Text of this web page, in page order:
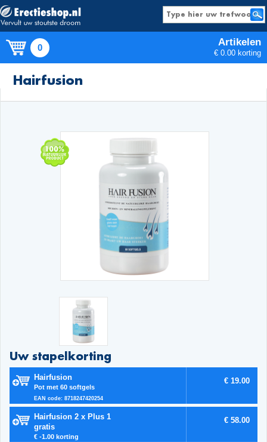
0 Artikelen
€ 0.00 korting
Hairfusion
Uw stapelkorting
Hairfusion
Pot met 60 softgels
EAN code: 8718247420254
€ 19.00
Hairfusion 2 x Plus 1
gratis
€ -1.00 korting
€ 58.00